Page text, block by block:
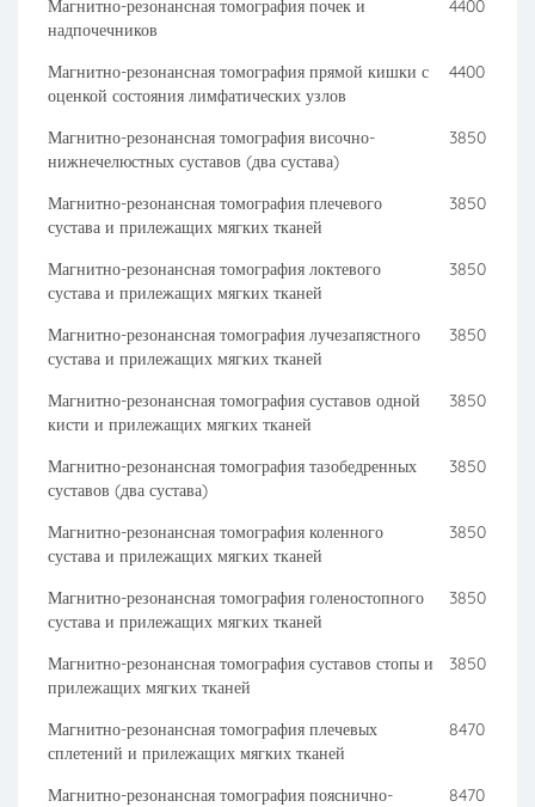
Магнитно-резонансная томография почек и
надпочечников
4400
Магнитно-резонансная томография прямой кишки с
оценкой состояния лимфатических узлов
4400
Магнитно-резонансная томография височно-
нижнечелюстных суставов (два сустава)
3850
Магнитно-резонансная томография плечевого
сустава и прилежащих мягких тканей
3850
Магнитно-резонансная томография локтевого
сустава и прилежащих мягких тканей
3850
Магнитно-резонансная томография лучезапястного
сустава и прилежащих мягких тканей
3850
Магнитно-резонансная томография суставов одной
кисти и прилежащих мягких тканей
3850
Магнитно-резонансная томография тазобедренных
суставов (два сустава)
3850
Магнитно-резонансная томография коленного
сустава и прилежащих мягких тканей
3850
Магнитно-резонансная томография голеностопного
сустава и прилежащих мягких тканей
3850
Магнитно-резонансная томография суставов стопы и
прилежащих мягких тканей
3850
Магнитно-резонансная томография плечевых
сплетений и прилежащих мягких тканей
8470
Магнитно-резонансная томография пояснично-
8470